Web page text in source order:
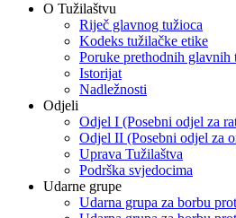
O Tužilaštvu
Riječ glavnog tužioca
Kodeks tužilačke etike
Poruke prethodnih glavnih
Istorijat
Nadležnosti
Odjeli
Odjel I (Posebni odjel za
Odjel II (Posebni odjel za
Uprava Tužilaštva
Podrška svjedocima
Udarne grupe
Udarna grupa za borbu